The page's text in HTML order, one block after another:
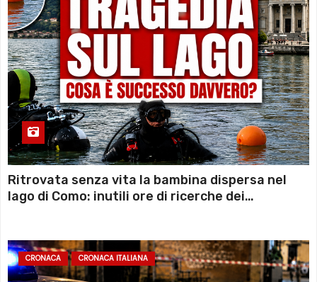
Ritrovata senza vita la bambina dispersa nel
lago di Como: inutili ore di ricerche dei
CRONACA CRONACA ITALIANA